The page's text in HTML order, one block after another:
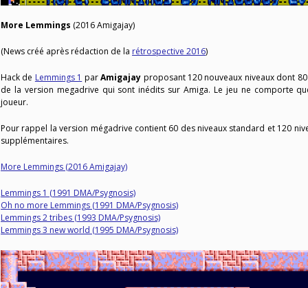
More Lemmings (2016 Amigajay)
(News créé après rédaction de la rétrospective 2016)
Hack de Lemmings 1 parAmigajay proposant 120 nouveaux niveaux dont
de la version megadrive qui sont inédits sur Amiga. Le jeu ne comporte
joueur.
Pour rappel la version mégadrive contient 60 des niveaux standard et 120
supplémentaires.
More Lemmings (2016 Amigajay)
Lemmings 1 (1991 DMA/Psygnosis)
Oh no more Lemmings (1991 DMA/Psygnosis)
Lemmings 2 tribes (1993 DMA/Psygnosis)
Lemmings 3 new world (1995 DMA/Psygnosis)